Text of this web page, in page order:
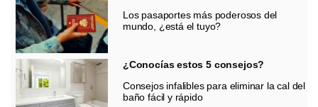
Los pasaportes más poderosos del
mundo, ¿está el tuyo?
¿Conocías estos 5 consejos?
Consejos infalibles para eliminar la cal del
baño fácil y rápido